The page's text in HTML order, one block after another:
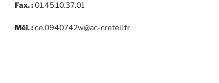
Fax. : 01.45.10.37.01
Mél. :ce.0940742w@ac-creteil.fr